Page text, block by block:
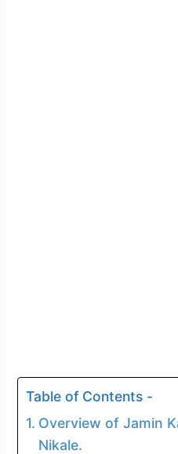
Table of Contents -
Overview of Jamin
Nikale.